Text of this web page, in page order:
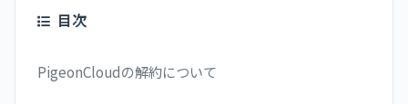
目次
PigeonCloudの解約について